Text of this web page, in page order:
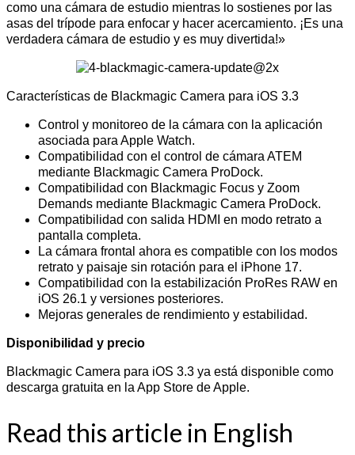
como una cámara de estudio mientras lo sostienes por las
asas del trípode para enfocar y hacer acercamiento. ¡Es una
verdadera cámara de estudio y es muy divertida!»
Características de Blackmagic Camera para iOS 3.3
Control y monitoreo de la cámara con la aplicación
asociada para Apple Watch.
Compatibilidad con el control de cámara ATEM
mediante Blackmagic Camera ProDock.
Compatibilidad con Blackmagic Focus y Zoom
Demands mediante Blackmagic Camera ProDock.
Compatibilidad con salida HDMI en modo retrato a
pantalla completa.
La cámara frontal ahora es compatible con los modos
retrato y paisaje sin rotación para el iPhone 17.
Compatibilidad con la estabilización ProRes RAW en
iOS 26.1 y versiones posteriores.
Mejoras generales de rendimiento y estabilidad.
Disponibilidad y precio
Blackmagic Camera para iOS 3.3 ya está disponible como
descarga gratuita en la App Store de Apple.
Read this article in English